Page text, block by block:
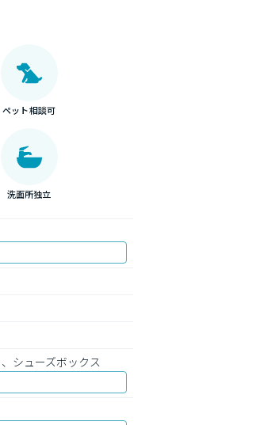
ペット相談可
洗面所独立
シューズボックス